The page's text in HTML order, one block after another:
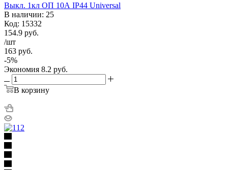
Выкл. 1кл ОП 10А IP44 Universal
В наличии: 25
Код: 15332
154.9 руб.
/шт
163 руб.
-5%
Экономия 8.2 руб.
В корзину